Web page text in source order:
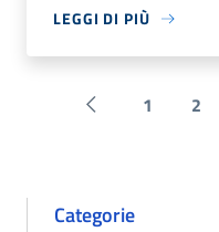
LEGGI DI PIÙ
Pagina precedente
1 2
Categorie